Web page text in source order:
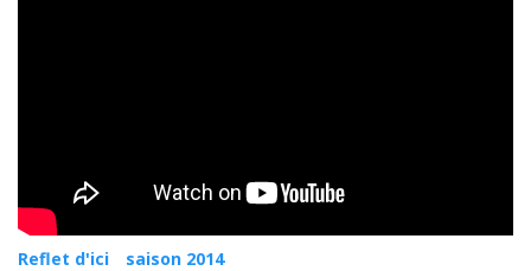
Reflet d'ici saison 2014